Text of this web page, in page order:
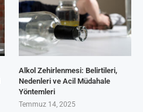
Alkol Zehirlenmesi: Belirtileri,
Nedenleri ve Acil Müdahale
Yöntemleri
Temmuz 14, 2025